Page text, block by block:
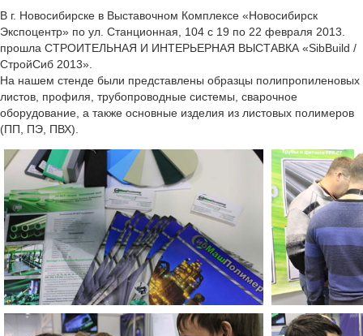
В г. Новосибирске в Выставочном Комплексе «Новосибирск
Экспоцентр» по ул. Станционная, 104 с 19 по 22 февраля 2013.
прошла СТРОИТЕЛЬНАЯ И ИНТЕРЬЕРНАЯ ВЫСТАВКА «SibBuild /
СтройСиб 2013».
На нашем стенде были представлены образцы полипропиленовых
листов, профиля, трубопроводные системы, сварочное
оборудование, а также основные изделия из листовых полимеров
(ПП, ПЭ, ПВХ).